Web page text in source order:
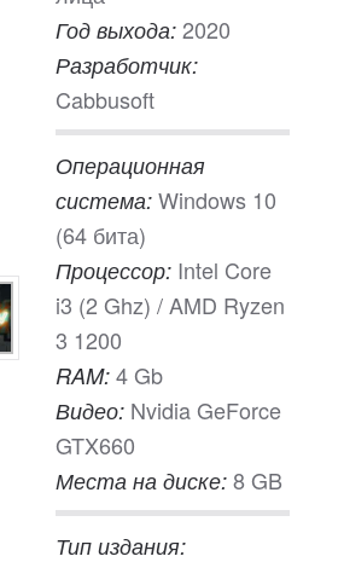
Год выхода: 2020
Разработчик:
Cabbusoft
Операционная
система: Windows 10
(64 бита)
Процессор: Intel Core
i3 (2 Ghz) / AMD Ryzen
3 1200
RAM: 4 Gb
Видео: Nvidia GeForce
GTX660
Места на диске: 8 GB
Тип издания: